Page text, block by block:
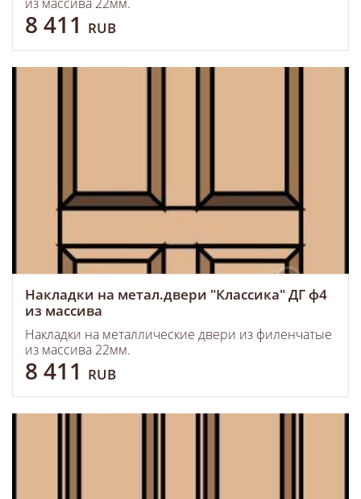
8 411 RUB
Накладки на метал.двери "Классика" ДГ ф4
из массива
Накладки на металлические двери из филенчатые
из массива 22мм.
8 411 RUB